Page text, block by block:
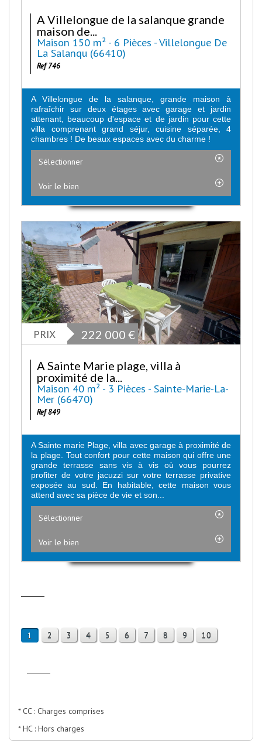
A Villelongue de la salanque grande
maison de...
Maison 150 m² - 6 Pièces - Villelongue De
La Salanqu (66410)
Ref 746
A Villelongue de la salanque, grande maison à
rafraîchir sur deux étages avec garage et jardin
attenant, beaucoup d'espace et de jardin pour cette
villa comprenant grand séjur, cuisine séparée, 4
chambres ! De beaux espaces avec du charme !
Sélectionner
Voir le bien
PRIX 222 000 €
A Sainte Marie plage, villa à
proximité de la...
Maison 40 m² - 3 Pièces - Sainte-Marie-La-
Mer (66470)
Ref 849
A Sainte marie Plage, villa avec garage à proximité de
la plage. Tout confort pour cette maison qui offre une
grande terrasse sans vis à vis où vous pourrez
profiter de votre jacuzzi sur votre terrasse privative
exposée au sud. En habitable, cette maison vous
attend avec sa pièce de vie et son...
Sélectionner
Voir le bien
1 2 3 4 5 6 7 8 9 10
* CC : Charges comprises
* HC : Hors charges